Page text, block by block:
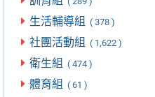
生活輔導組 ( 378 )
社團活動組 ( 1,622 )
衛生組 ( 474 )
體育組 ( 61 )